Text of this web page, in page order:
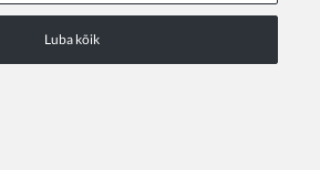
Luba kõik